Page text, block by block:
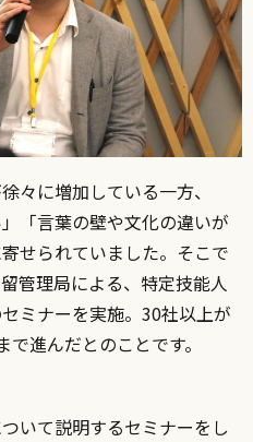
々に増加している一方、
「言葉の壁や文化の違いが
せられていました。 そこで
管理局による、特定技能人
ミナーを実施。30社以上が
進んだとのことです。
いて説明するセミナーをし